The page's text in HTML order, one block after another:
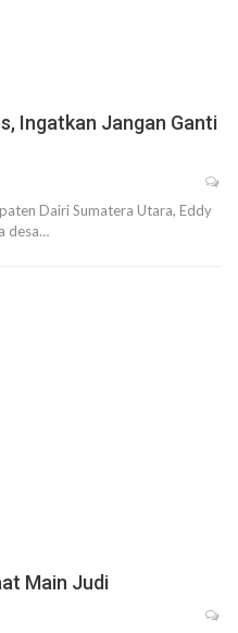
Ingatkan Jangan Ganti
Dairi Sumatera Utara, Eddy
desa…
Main Judi